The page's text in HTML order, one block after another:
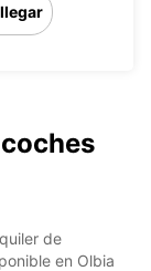
de
en Olbia